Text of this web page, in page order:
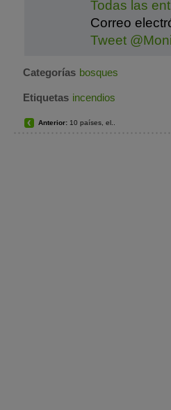
Todas las
Correo
Tweet
Categorías bosques
Etiquetas incendios
Anterior: 10 países, el..